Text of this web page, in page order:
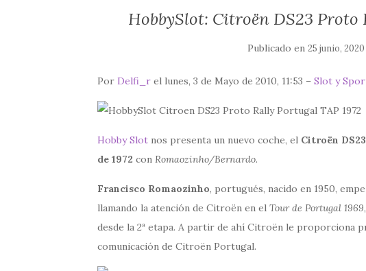
HobbySlot: Citroën DS23 Proto
Publicado en25 junio, 2020
Por Delfi_r el lunes, 3 de Mayo de 2010, 11:53 – Slot y
Hobby Slot nos presenta un nuevo coche, el Citroën
de 1972 con Romaozinho/Bernardo.
Francisco Romaozinho, portugués, nacido en 1950,
llamando la atención de Citroën en el Tour de Portugal 1969
desde la 2ª etapa. A partir de ahí Citroën le proporciona
comunicación de Citroën Portugal.